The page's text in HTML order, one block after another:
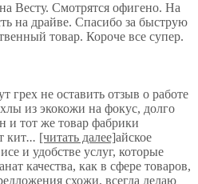
Весту. Смотрятся офигено. На
на драйве. Спасибо за быструю
товар. Короче все супер.
грех не оставить отзыв о работе
из экокожи на фокус, долго
и тот же товар фабрики
кит... [читать далее]айское
и удобстве услуг, которые
качества, как в сфере товаров,
схожи, всегда делаю